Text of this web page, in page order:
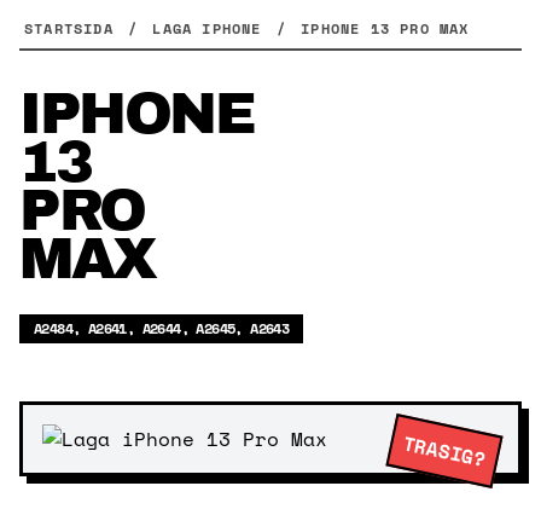
toSTARTSIDA / LAGA IPHONE / IPHONE 13 PRO MAX
IPHONE
13
PRO
MAX
A2484, A2641, A2644, A2645, A2643
TRASIG?